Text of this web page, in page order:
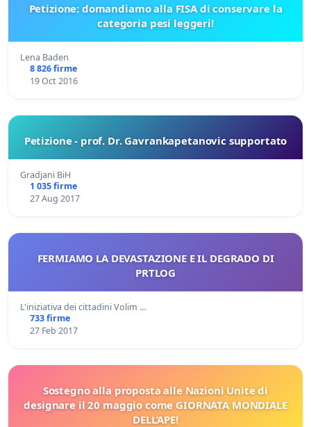
Petizione: domandiamo alla FISA di conservare la
categoria pesi leggeri!
Lena Baden
8 826 firme
19 Oct 2016
Petizione - prof. Dr. Gavrankapetanovic supportato
Gradjani BiH
1 035 firme
27 Aug 2017
FERMIAMO LA DEVASTAZIONE E IL DEGRADO DI
PRTLOG
L'iniziativa dei cittadini Volim …
733 firme
27 Feb 2017
Sostegno alla proposta alle Nazioni Unite di
designare il 20 maggio come GIORNATA MONDIALE
DELL’APE!